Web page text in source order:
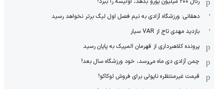
دهقانی: ورزشگاه آزادی به نیم فصل اول لیگ برتر نخواهد رسید
بازدید مهدی تاج از VAR سیار
پرونده کلاهبرداری از قهرمان المپیک به پایان رسید
چمن آزادی دی ماه می‌رسد، خود ورزشگاه سال بعد!
قیمت غیرمنتظره ناپولی برای فروش لوکاکو!